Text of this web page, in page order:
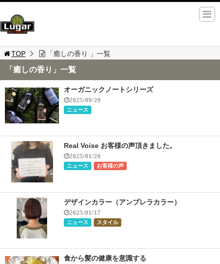
TOP 「癒しの香り 」一覧
「癒しの香り」一覧
オーガニックノートシリーズ
2025/09/29
ニュース
Real Voise お客様の声頂きました。
2025/01/20
ニュース お客様の声
デザインカラー（アンブレラカラー）
2025/01/17
ニュース スタイル
食から髪の健康を意識する